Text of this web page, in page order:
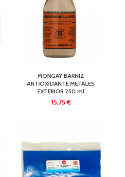
MONGAY BARNIZ
ANTIOXIDANTE METALES
EXTERIOR 250 ml
€